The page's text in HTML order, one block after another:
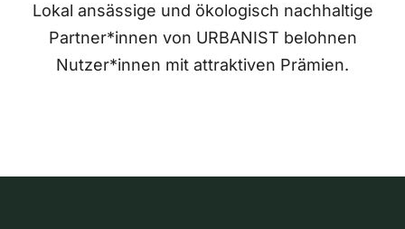
Lokal ansässige und ökologisch nachhaltige
Partner*innen von URBANIST belohnen
Nutzer*innen mit attraktiven Prämien.